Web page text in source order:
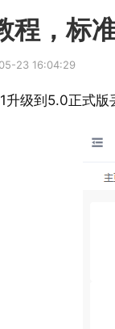
程，标
23 16:04:29
升级到5.0正式版